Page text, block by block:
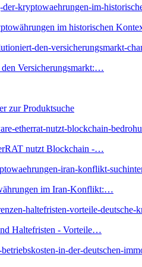
im historischen
Versicherungsmarkt:…
zur Produktsuche
nutzt Blockchain -…
im Iran-Konflikt:…
Haltefristen - Vorteile…